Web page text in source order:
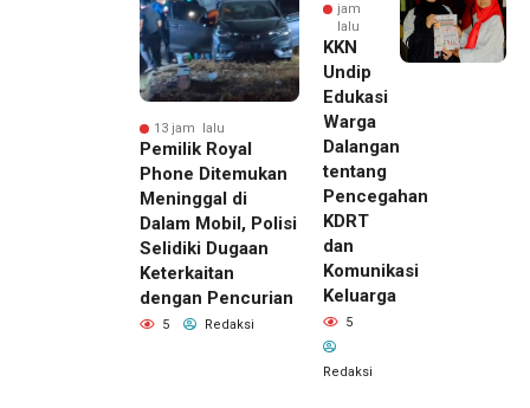
13 jam lalu
Pemilik Royal
Phone Ditemukan
Meninggal di
Dalam Mobil, Polisi
Selidiki Dugaan
Keterkaitan
dengan Pencurian
5 Redaksi
jam
lalu
KKN
Undip
Edukasi
Warga
Dalangan
tentang
Pencegahan
KDRT
dan
Komunikasi
Keluarga
5
Redaksi